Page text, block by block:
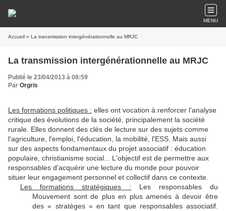
MENU
Accueil » La transmission intergénérationnelle au MRJC
La transmission intergénérationnelle au MRJC
Publié le 23/04/2013 à 08:59
Par Orgris
Les formations politiques : elles ont vocation à renforcer l'analyse
critique des évolutions de la société, principalement la société
rurale. Elles donnent des clés de lecture sur des sujets comme
l'agriculture, l'emploi, l'éducation, la mobilité, l'ESS. Mais aussi
sur des aspects fondamentaux du projet associatif : éducation
populaire, christianisme social... L'objectif est de permettre aux
responsables d'acquérir une lecture du monde pour pouvoir
situer leur engagement personnel et collectif dans ce contexte.
Les formations stratégiques : Les responsables du
Mouvement sont de plus en plus amenés à devoir être
des « stratèges » en tant que responsables associatif.